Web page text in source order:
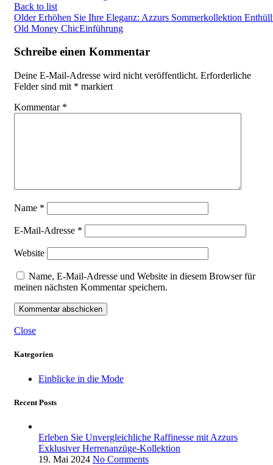
Back to list
Older Erhöhen Sie Ihre Eleganz: Azzurs Sommerkollektion
Old Money ChicEinführung
Schreibe einen Kommentar
Deine E-Mail-Adresse wird nicht veröffentlicht. Erforderliche
Felder sind mit * markiert
Kommentar *
Name *
E-Mail-Adresse *
Website
Name, E-Mail-Adresse und Website in diesem Browser für
meinen nächsten Kommentar speichern.
Close
Kategorien
Einblicke in die Mode
Recent Posts
Erleben Sie Unvergleichliche Raffinesse mit Azzurs
Exklusiver Herrenanzüge-Kollektion
19. Mai 2024 No Comments